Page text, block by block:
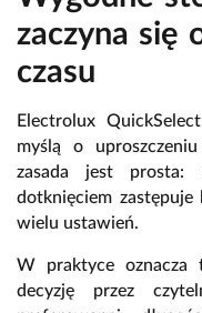
zaczyna się
czasu
Electrolux
myślą o
zasada jest prosta:
dotknięciem zastępuje
wielu ustawień.
W praktyce oznacza
decyzję przez